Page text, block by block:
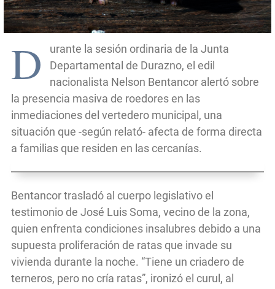
D
urante la sesión ordinaria de la Junta
Departamental de Durazno, el edil
nacionalista Nelson Bentancor alertó sobre
la presencia masiva de roedores en las
inmediaciones del vertedero municipal, una
situación que -según relató- afecta de forma directa
a familias que residen en las cercanías.
Bentancor trasladó al cuerpo legislativo el
testimonio de José Luis Soma, vecino de la zona,
quien enfrenta condiciones insalubres debido a una
supuesta proliferación de ratas que invade su
vivienda durante la noche. “Tiene un criadero de
terneros, pero no cría ratas”, ironizó el curul, al